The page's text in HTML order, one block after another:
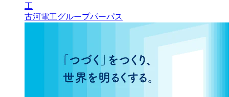
工
古河電工グループパーパス